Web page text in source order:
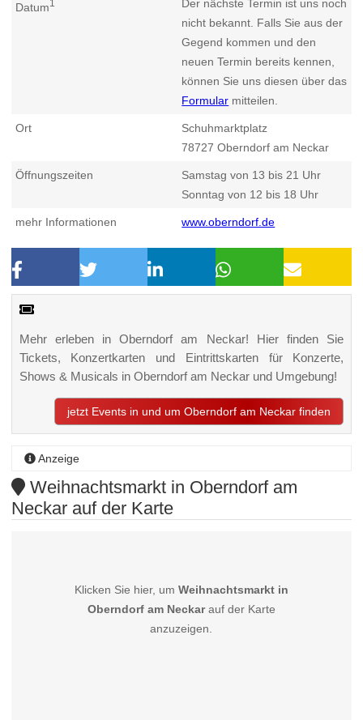
Datum1
Der nächste Termin ist uns noch
nicht bekannt. Falls Sie aus der
Gegend kommen und den
neuen Termin bereits kennen,
können Sie uns diesen über das
Formular mitteilen.
Ort
Schuhmarktplatz
78727Oberndorf am Neckar
Öffnungszeiten
Samstag von 13 bis 21 Uhr
Sonntag von 12 bis 18 Uhr
mehr Informationen www.oberndorf.de
Mehr erleben in Oberndorf am Neckar! Hier finden Sie
Tickets, Konzertkarten und Eintrittskarten für Konzerte,
Shows & Musicals in Oberndorf am Neckar und Umgebung!
jetzt Events in und um Oberndorf am Neckar finden
Anzeige
Weihnachtsmarkt in Oberndorf am
Neckar auf der Karte
Klicken Sie hier, um Weihnachtsmarkt in
Oberndorf am Neckarauf der Karte
anzuzeigen.